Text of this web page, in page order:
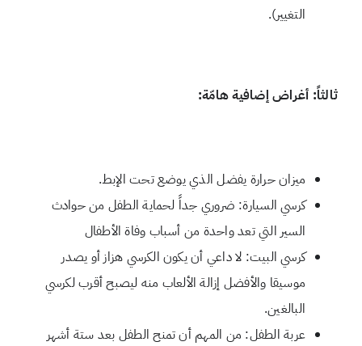
التغيير).
ثالثاً: أغراض إضافية هامّة:
ميزان حرارة يفضل الذي يوضع تحت الإبط.
كرسي السيارة: ضروري جداً لحماية الطفل من حوادث
السير التي تعد واحدة من أسباب وفاة الأطفال
كرسي البيت: لا داعي أن يكون الكرسي هزاز أو يصدر
موسيقا والأفضل إزالة الألعاب منه ليصبح أقرب لكرسي
البالغين.
عربة الطفل: من المهم أن تمنح الطفل بعد ستة أشهر